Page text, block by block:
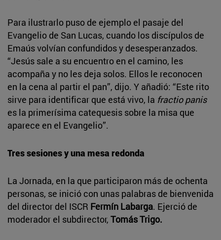
Para ilustrarlo puso de ejemplo el pasaje del
Evangelio de San Lucas, cuando los discípulos de
Emaús volvían confundidos y desesperanzados.
“Jesús sale a su encuentro en el camino, les
acompaña y no les deja solos. Ellos le reconocen
en la cena al partir el pan”, dijo. Y añadió: “Este rito
sirve para identificar que está vivo, la fractio panis
es la primerísima catequesis sobre la misa que
aparece en el Evangelio”.
Tres sesiones y una mesa redonda
La Jornada, en la que participaron más de ochenta
personas, se inició con unas palabras de bienvenida
del director del ISCR Fermín Labarga. Ejerció de
moderador el subdirector, Tomás Trigo.